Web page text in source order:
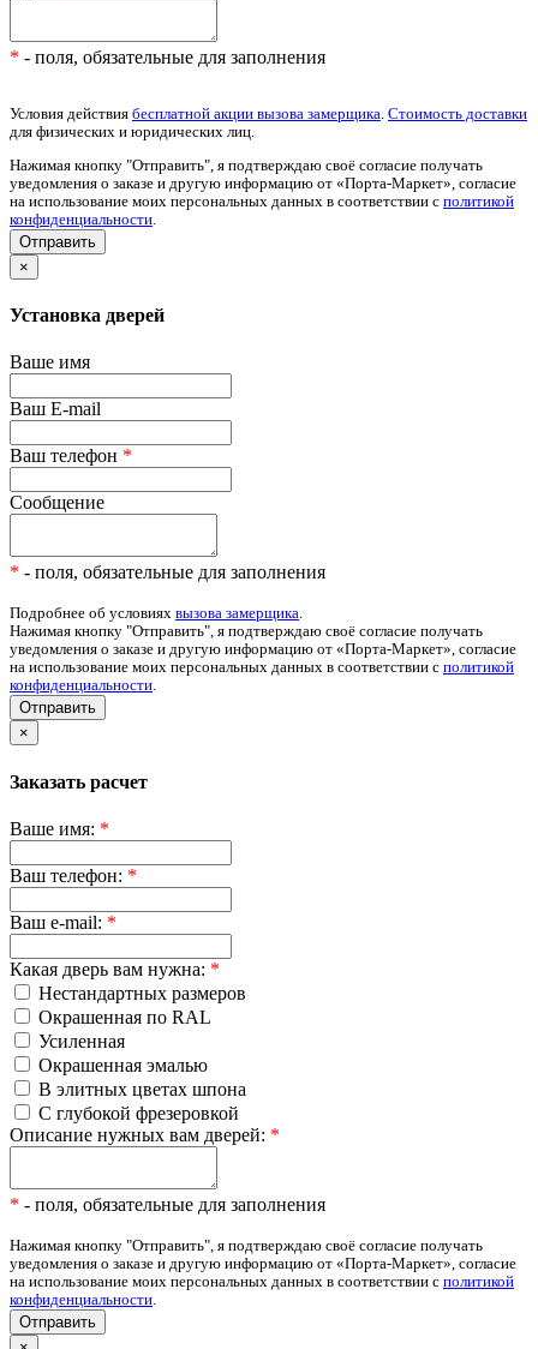
* - поля, обязательные для заполнения
Условия действия бесплатной акции вызова замерщика. Стоимость доставки
для физических и юридических лиц.
Нажимая кнопку "Отправить", я подтверждаю своё согласие получать
уведомления о заказе и другую информацию от «Порта-Маркет», согласие
на использование моих персональных данных в соответствии с политикой
конфиденциальности.
×
Установка дверей
Ваше имя
Ваш E-mail
Ваш телефон *
Сообщение
* - поля, обязательные для заполнения
Подробнее об условиях вызова замерщика.
Нажимая кнопку "Отправить", я подтверждаю своё согласие получать
уведомления о заказе и другую информацию от «Порта-Маркет», согласие
на использование моих персональных данных в соответствии с политикой
конфиденциальности.
Отправить
×
Заказать расчет
Ваше имя: *
Ваш телефон: *
Ваш e-mail: *
Какая дверь вам нужна: *
Нестандартных размеров
Окрашенная по RAL
Усиленная
Окрашенная эмалью
В элитных цветах шпона
С глубокой фрезеровкой
Описание нужных вам дверей: *
* - поля, обязательные для заполнения
Нажимая кнопку "Отправить", я подтверждаю своё согласие получать
уведомления о заказе и другую информацию от «Порта-Маркет», согласие
на использование моих персональных данных в соответствии с политикой
конфиденциальности.